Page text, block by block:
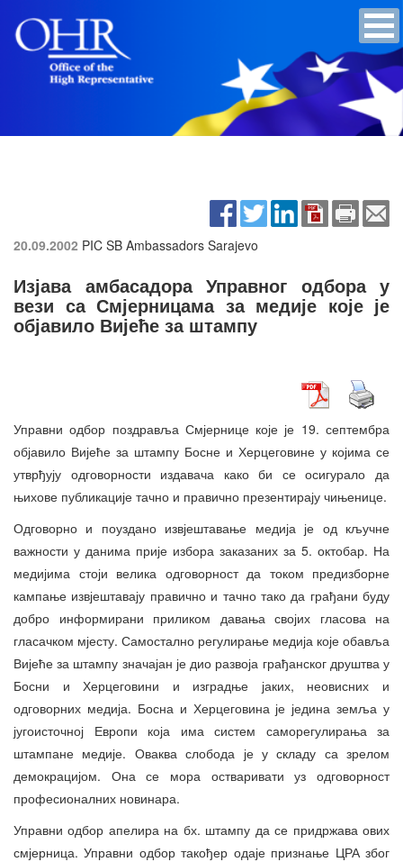
20.09.2002 PIC SB Ambassadors Sarajevo
Изјава амбасадора Управног одбора у
вези са Смјерницама за медије које је
објавило Вијеће за штампу
Управни одбор поздравља Смјернице које је 19. септембра
објавило Вијеће за штампу Босне и Херцеговине у којима се
утврђују одговорности издавача како би се осигурало да
њихове публикације тачно и правично презентирају чињенице.
Одговорно и поуздано извјештавање медија је од кључне
важности у данима прије избора заказаних за 5. октобар. На
медијима стоји велика одговорност да током предизборне
кампање извјештавају правично и тачно тако да грађани буду
добро информирани приликом давања својих гласова на
гласачком мјесту. Самостално регулирање медија које обавља
Вијеће за штампу значајан је дио развоја грађанског друштва у
Босни и Херцеговини и изградње јаких, неовисних и
одговорних медија. Босна и Херцеговина је једина земља у
југоисточној Европи која има систем саморегулирања за
штампане медије. Оваква слобода је у складу са зрелом
демокрацијом. Она се мора остваривати уз одговорност
професионалних новинара.
Управни одбор апелира на бх. штампу да се придржава ових
смјерница. Управни одбор такођер одаје признање ЦРА због